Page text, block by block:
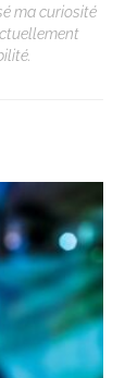
ma curiosité